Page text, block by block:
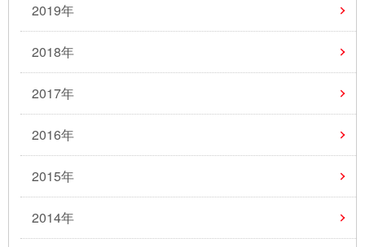
2019年
2018年
2017年
2016年
2015年
2014年